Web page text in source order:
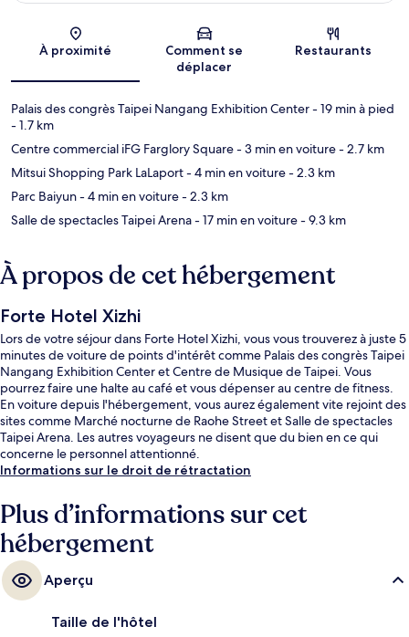
À proximité
Comment se
déplacer
Restaurants
Palais des congrès Taipei Nangang Exhibition Center- 19 min à pied
- 1.7 km
Centre commercial iFG Farglory Square- 3 min en voiture- 2.7 km
Mitsui Shopping Park LaLaport- 4 min en voiture- 2.3 km
Parc Baiyun- 4 min en voiture- 2.3 km
Salle de spectacles Taipei Arena- 17 min en voiture- 9.3 km
À propos de cet hébergement
Forte Hotel Xizhi
Lors de votre séjour dans Forte Hotel Xizhi, vous vous trouverez à juste 5
minutes de voiture de points d'intérêt comme Palais des congrès Taipei
Nangang Exhibition Center et Centre de Musique de Taipei. Vous
pourrez faire une halte au café et vous dépenser au centre de fitness.
En voiture depuis l'hébergement, vous aurez également vite rejoint des
sites comme Marché nocturne de Raohe Street et Salle de spectacles
Taipei Arena. Les autres voyageurs ne disent que du bien en ce qui
concerne le personnel attentionné.
Informations sur le droit de rétractation
Plus d’informations sur cet
hébergement
Aperçu
Taille de l'hôtel